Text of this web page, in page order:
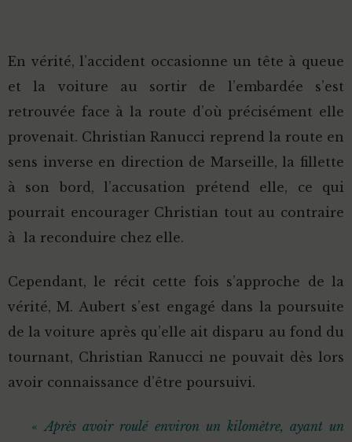
En vérité, l’accident occasionne un tête à queue
et la voiture au sortir de l’embardée s’est
retrouvée face à la route d’où précisément elle
provenait. Christian Ranucci reprend la route en
sens inverse en direction de Marseille, la fillette
à son bord, l’accusation prétend elle, ce qui
pourrait encourager Christian tout au contraire
à la reconduire chez elle.
Cependant, le récit cette fois s’approche de la
vérité, M. Aubert s’est engagé dans la poursuite
de la voiture après qu’elle ait disparu au fond du
tournant, Christian Ranucci ne pouvait dès lors
avoir connaissance d’être poursuivi.
«Après avoir roulé environ un kilomètre, ayant un